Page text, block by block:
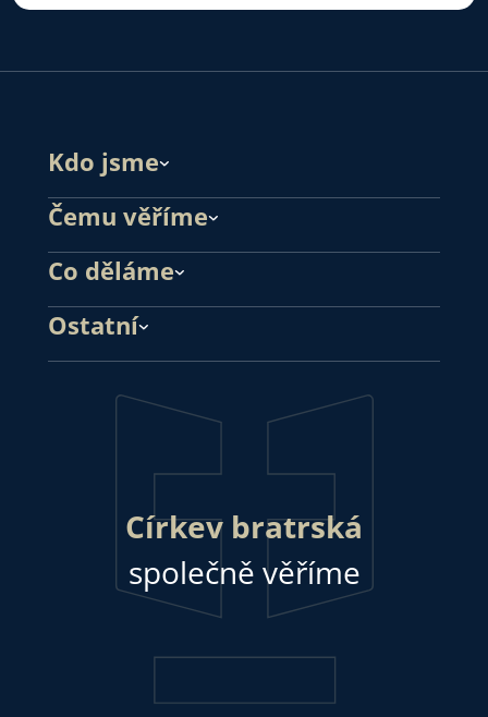
Kdo jsme
Čemu věříme
Co děláme
Ostatní
Církev bratrská
společně věříme